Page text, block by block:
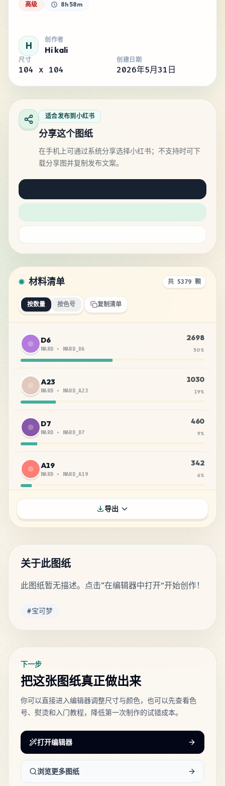
高级 8h 58m
H
创作者
Hi kali
尺寸
104 x 104
创建日期
2026年5月31日
适合发布到小红书
分享这个图纸
在手机上可通过系统分享选择小红书；不支持时可下
载分享图并复制发布文案。
材料清单 共 5379 颗
按数量 按色号 复制清单
D6
MARD • MARD_D6
2698
50%
A23
MARD • MARD_A23
1030
19%
D7
MARD • MARD_D7
460
9%
A19
MARD • MARD_A19
342
6%
%
MARD• MARD_C18
155
C12 92
D2 92
A14
MARD•MARD_A14
C14
MARD • MARD_C1
56
导出
关于此图纸
此图纸暂无描述。点击“在编辑器中打开”开始创作！
标签
#宝可梦
下一步
把这张图纸真正做出来
你可以直接进入编辑器调整尺寸与颜色，也可以先查看色
号、熨烫和入门教程，降低第一次制作的试错成本。
打开编辑器
浏览更多图纸